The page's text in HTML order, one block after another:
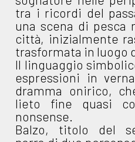
tra i ricordi del
una scena di pesca
città, inizialmente
trasformata in luogo
Il linguaggio
espressioni in
dramma onirico,
lieto fine quasi
nonsense.
Balzo, titolo del